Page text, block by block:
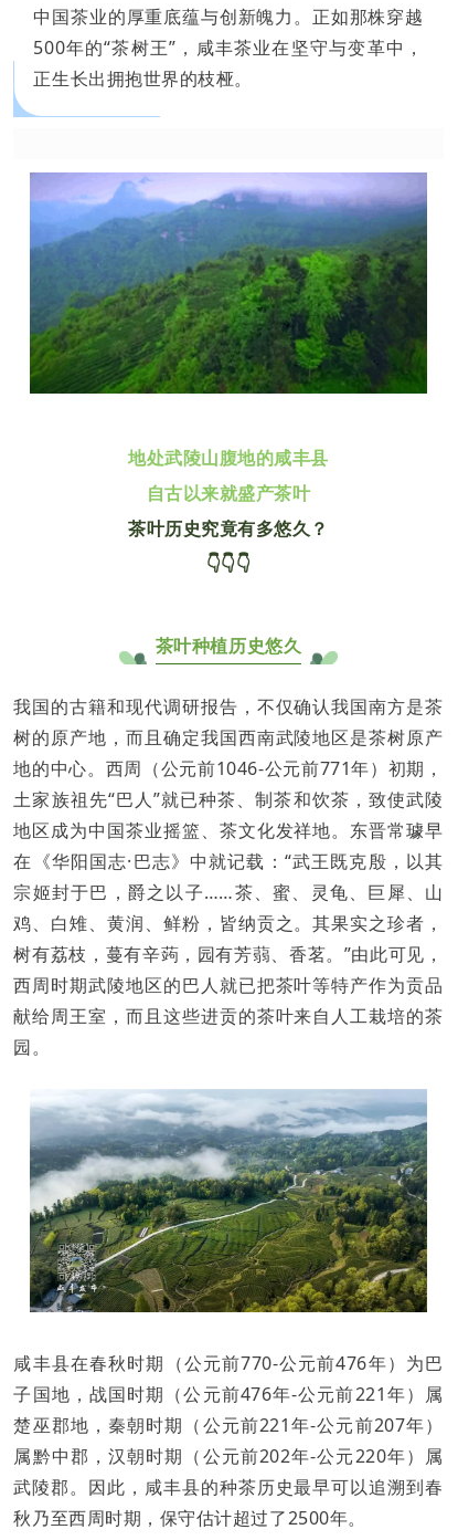
中国茶业的厚重底蕴与创新魄力。正如那株穿越
500年的“茶树王”，咸丰茶业在坚守与变革中，
正生长出拥抱世界的枝桠。
地处武陵山腹地的咸丰县
自古以来就盛产茶叶
茶叶历史究竟有多悠久？
👇👇👇
茶叶种植历史悠久
我国的古籍和现代调研报告，不仅确认我国南方是茶
树的原产地，而且确定我国西南武陵地区是茶树原产
地的中心。西周（公元前1046-公元前771年）初期，
土家族祖先“巴人”就已种茶、制茶和饮茶，致使武陵
地区成为中国茶业摇篮、茶文化发祥地。东晋常璩早
在《华阳国志·巴志》中就记载：“武王既克殷，以其
宗姬封于巴，爵之以子……茶、蜜、灵龟、巨犀、山
鸡、白雉、黄润、鲜粉，皆纳贡之。其果实之珍者，
树有荔枝，蔓有辛蒟，园有芳蒻、香茗。”由此可见，
西周时期武陵地区的巴人就已把茶叶等特产作为贡品
献给周王室，而且这些进贡的茶叶来自人工栽培的茶
园。
咸丰县在春秋时期（公元前770-公元前476年）为巴
子国地，战国时期（公元前476年-公元前221年）属
楚巫郡地，秦朝时期（公元前221年-公元前207年）
属黔中郡，汉朝时期（公元前202年-公元220年）属
武陵郡。因此，咸丰县的种茶历史最早可以追溯到春
秋乃至西周时期，保守估计超过了2500年。